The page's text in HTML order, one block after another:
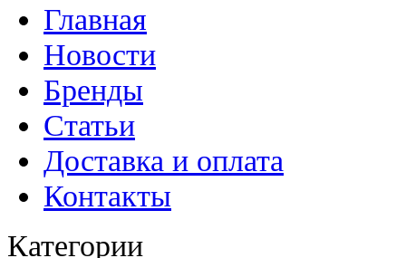
Главная
Новости
Бренды
Статьи
Доставка и оплата
Контакты
Категории